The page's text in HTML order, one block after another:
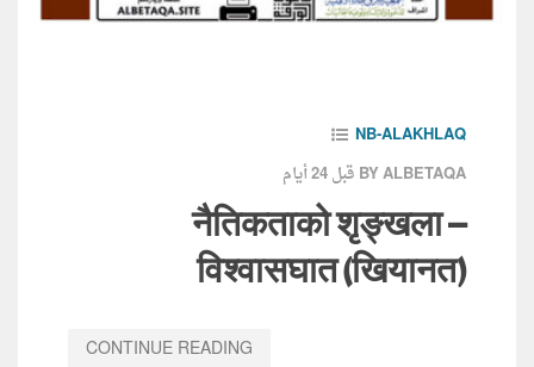
NB-ALAKHLAQ
قبل 24 أيام BY ALBETAQA
नैतिकताको शृङ्खला –
विश्वासघात (खियानत)
CONTINUE READING